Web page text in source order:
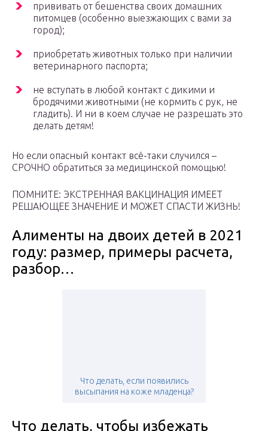
прививать от бешенства своих домашних
питомцев (особенно выезжающих с вами за
город);
приобретать животных только при наличии
ветеринарного паспорта;
не вступать в любой контакт с дикими и
бродячими животными (не кормить с рук, не
гладить). И ни в коем случае не разрешать это
делать детям!
Но если опасный контакт всё-таки случился –
СРОЧНО обратиться за медицинской помощью!
ПОМНИТЕ: ЭКСТРЕННАЯ ВАКЦИНАЦИЯ ИМЕЕТ
РЕШАЮЩЕЕ ЗНАЧЕНИЕ И МОЖЕТ СПАСТИ ЖИЗНЬ!
Алименты на двоих детей в 2021
году: размер, примеры расчета,
разбор…
Что делать, если появились
высыпания на коже младенца?
Что делать, чтобы избежать